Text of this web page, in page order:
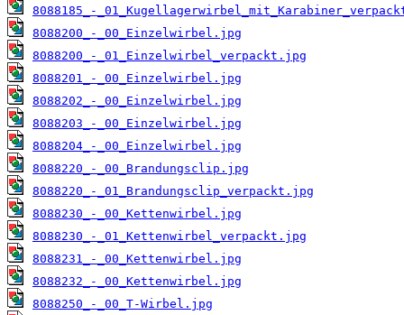
8088185_-
8088200_-_00_Einzelwirbel.jpg
8088200_-_01_Einzelwirbel_verpackt.jpg
8088201_-_00_Einzelwirbel.jpg
8088202_-_00_Einzelwirbel.jpg
8088203_-_00_Einzelwirbel.jpg
8088204_-_00_Einzelwirbel.jpg
8088220_-_00_Brandungsclip.jpg
8088220_-_01_Brandungsclip_verpackt.jpg
8088230_-_00_Kettenwirbel.jpg
8088230_-_01_Kettenwirbel_verpackt.jpg
8088231_-_00_Kettenwirbel.jpg
8088232_-_00_Kettenwirbel.jpg
8088250_-_00_T-Wirbel.jpg